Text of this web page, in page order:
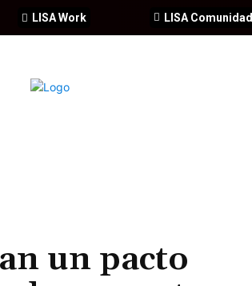
LISA Comunidad
LISA Work
un pacto